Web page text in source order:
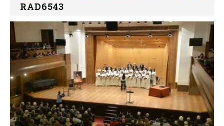
RAD6543